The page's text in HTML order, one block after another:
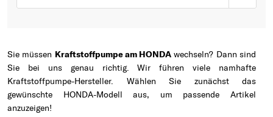
Sie müssen Kraftstoffpumpe am HONDA wechseln? Dann sind
Sie bei uns genau richtig. Wir führen viele namhafte
Kraftstoffpumpe-Hersteller. Wählen Sie zunächst das
gewünschte HONDA-Modell aus, um passende Artikel
anzuzeigen!